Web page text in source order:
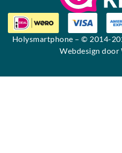
Holysmartphone – © 2014-
Webdesign